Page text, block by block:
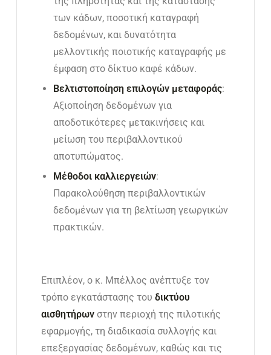
των κάδων, ποσοτική καταγραφή
δεδομένων, και δυνατότητα
μελλοντικής ποιοτικής καταγραφής με
έμφαση στο δίκτυο καφέ κάδων.
Βελτιστοποίηση επιλογών μεταφοράς:
Αξιοποίηση δεδομένων για
αποδοτικότερες μετακινήσεις και
μείωση του περιβαλλοντικού
αποτυπώματος.
Μέθοδοι καλλιεργειών:
Παρακολούθηση περιβαλλοντικών
δεδομένων για τη βελτίωση γεωργικών
πρακτικών.
Επιπλέον, ο κ. Μπέλλος ανέπτυξε τον
τρόπο εγκατάστασης του δικτύου
αισθητήρων στην περιοχή της πιλοτικής
εφαρμογής, τη διαδικασία συλλογής και
επεξεργασίας δεδομένων, καθώς και τις